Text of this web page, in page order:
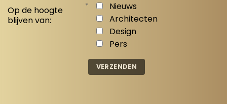
Op de hoogte
blijven van:
*
Nieuws
Architecten
Design
Pers